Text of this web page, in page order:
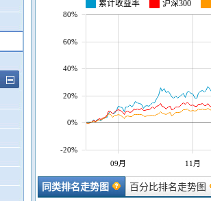
累计收益率 沪深300
09月 11月
-20%
0%
20%
40%
60%
80%
同类排名走势图 百分比排名走势图